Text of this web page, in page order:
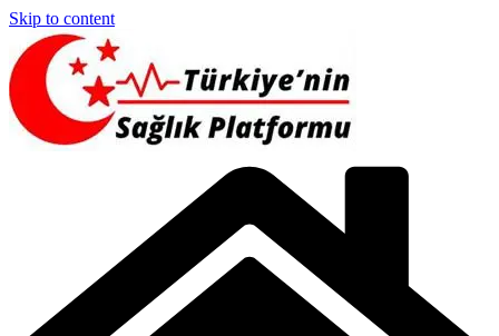
Skip to content